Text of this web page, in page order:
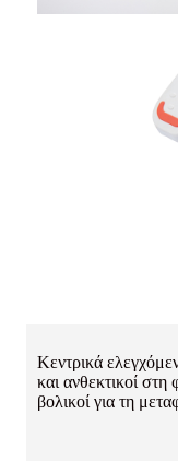
Κεντρικά
και ανθεκτικοί στη
βολικοί για τη